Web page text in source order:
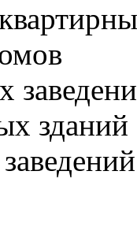
зданий